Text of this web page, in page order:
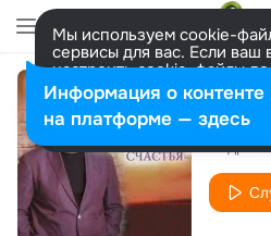
Мы используем cookie-
сервисы для вас. Если ваш
настроить cookie-файлы
представитель. Больше
Разрешить все
Андрей
Информация о контенте
на платформе — здесь